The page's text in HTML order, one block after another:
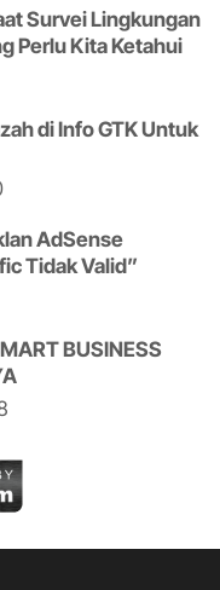
Survei Lingkungan
Perlu Kita Ketahui
di Info GTK Untuk
AdSense
Tidak Valid”
BUSINESS